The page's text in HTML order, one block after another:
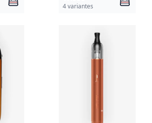
4 variantes